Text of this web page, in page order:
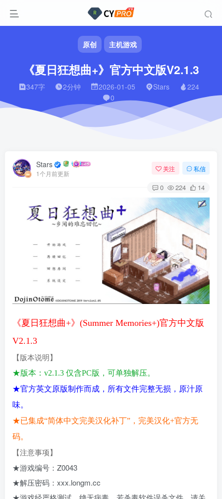
原创 主机游戏
《夏日狂想曲+》官方中文版V2.1.3
347字 2分钟 2026-01-05 Stars
224
0
Stars
1个月前更新
关注 私信
0 224 14
《夏日狂想曲+》(Summer Memories+)官方中文版
V2.1.3
【版本说明】
★版本：v2.1.3 仅含PC版，可单独解压。
★官方英文原版制作而成，所有文件完整无损，原汁原
味。
★已集成“简体中文完美汉化补丁”，完美汉化+官方无
码。
【注意事项 】
★游戏编号：Z0043
★解压密码：xxx.longm.cc